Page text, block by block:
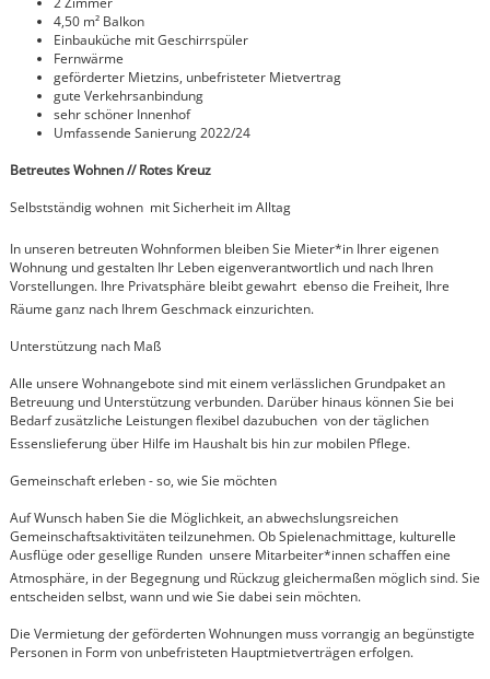
4,50 m² Balkon
Einbauküche mit Geschirrspüler
Fernwärme
geförderter Mietzins, unbefristeter Mietvertrag
gute Verkehrsanbindung
sehr schöner Innenhof
Umfassende Sanierung 2022/24
Betreutes Wohnen // Rotes Kreuz
Selbstständig wohnen  mit Sicherheit im Alltag
In unseren betreuten Wohnformen bleiben Sie Mieter*in Ihrer eigenen
Wohnung und gestalten Ihr Leben eigenverantwortlich und nach Ihren
Vorstellungen. Ihre Privatsphäre bleibt gewahrt  ebenso die Freiheit, Ihre
Räume ganz nach Ihrem Geschmack einzurichten.
Unterstützung nach Maß
Alle unsere Wohnangebote sind mit einem verlässlichen Grundpaket an
Betreuung und Unterstützung verbunden. Darüber hinaus können Sie bei
Bedarf zusätzliche Leistungen flexibel dazubuchen  von der täglichen
Essenslieferung über Hilfe im Haushalt bis hin zur mobilen Pflege.
Gemeinschaft erleben - so, wie Sie möchten
Auf Wunsch haben Sie die Möglichkeit, an abwechslungsreichen
Gemeinschaftsaktivitäten teilzunehmen. Ob Spielenachmittage, kulturelle
Ausflüge oder gesellige Runden  unsere Mitarbeiter*innen schaffen eine
Atmosphäre, in der Begegnung und Rückzug gleichermaßen möglich sind. Sie
entscheiden selbst, wann und wie Sie dabei sein möchten.
Die Vermietung der geförderten Wohnungen muss vorrangig an begünstigte
Personen in Form von unbefristeten Hauptmietverträgen erfolgen.